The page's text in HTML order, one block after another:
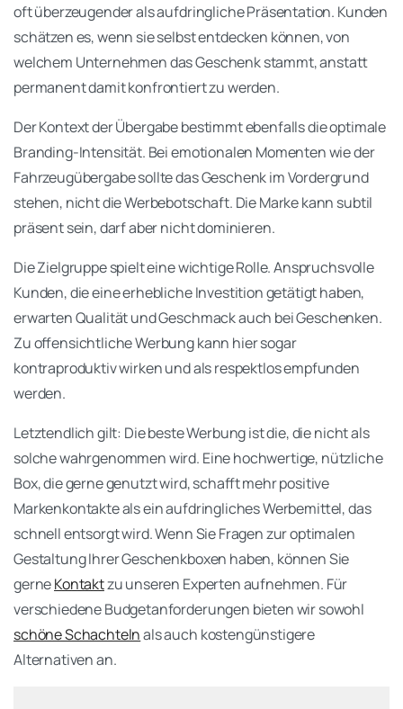
oft überzeugender als aufdringliche Präsentation. Kunden
schätzen es, wenn sie selbst entdecken können, von
welchem Unternehmen das Geschenk stammt, anstatt
permanent damit konfrontiert zu werden.
Der Kontext der Übergabe bestimmt ebenfalls die optimale
Branding-Intensität. Bei emotionalen Momenten wie der
Fahrzeugübergabe sollte das Geschenk im Vordergrund
stehen, nicht die Werbebotschaft. Die Marke kann subtil
präsent sein, darf aber nicht dominieren.
Die Zielgruppe spielt eine wichtige Rolle. Anspruchsvolle
Kunden, die eine erhebliche Investition getätigt haben,
erwarten Qualität und Geschmack auch bei Geschenken.
Zu offensichtliche Werbung kann hier sogar
kontraproduktiv wirken und als respektlos empfunden
werden.
Letztendlich gilt: Die beste Werbung ist die, die nicht als
solche wahrgenommen wird. Eine hochwertige, nützliche
Box, die gerne genutzt wird, schafft mehr positive
Markenkontakte als ein aufdringliches Werbemittel, das
schnell entsorgt wird. Wenn Sie Fragen zur optimalen
Gestaltung Ihrer Geschenkboxen haben, können Sie
gerneKontaktzu unseren Experten aufnehmen. Für
verschiedene Budgetanforderungen bieten wir sowohl
schöne Schachtelnals auch kostengünstigere
Alternativen an.